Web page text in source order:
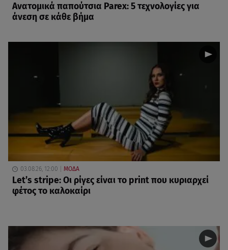
Ανατομικά παπούτσια Parex: 5 τεχνολογίες για
άνεση σε κάθε βήμα
03.08.26, 12:00 ΜΟΔΑ
Let’s stripe: Οι ρίγες είναι το print που κυριαρχεί
φέτος το καλοκαίρι